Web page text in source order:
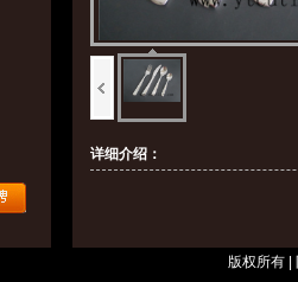
详细介绍：
版权所有 |